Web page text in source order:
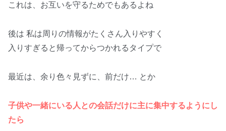
これは、お互いを守るためでもあるよね
後は 私は周りの情報がたくさん入りやすく
入りすぎると帰ってからつかれるタイプで
最近は、余り色々見ずに、前だけ… とか
子供や一緒にいる人との会話だけに主に集中するようにし
たら